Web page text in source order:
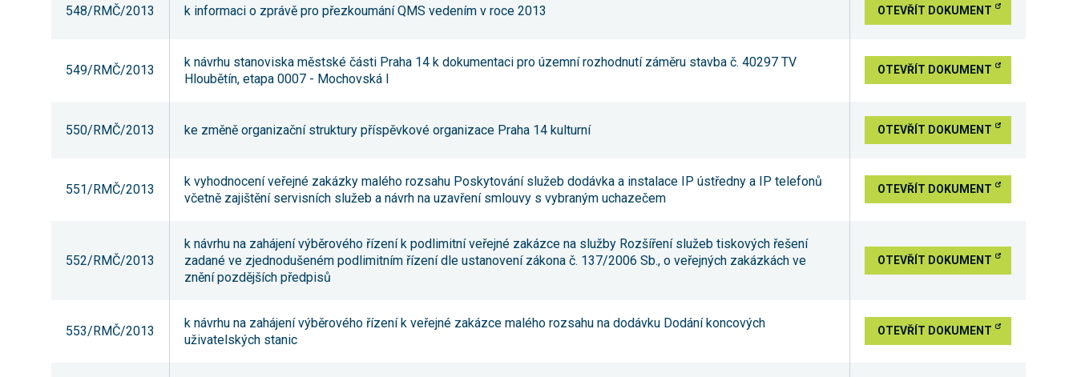
548/RMČ/2013 k informaci o zprávě pro přezkoumání QMS vedením v roce 2013 OTEVŘÍT DOKUMENT
549/RMČ/2013
k návrhu stanoviska městské části Praha 14 k dokumentaci pro územní rozhodnutí záměru stavba č. 40297 TV
Hloubětín, etapa 0007 - Mochovská I
OTEVŘÍT DOKUMENT
550/RMČ/2013 ke změně organizační struktury příspěvkové organizace Praha 14 kulturní OTEVŘÍT DOKUMENT
551/RMČ/2013
k vyhodnocení veřejné zakázky malého rozsahu Poskytování služeb dodávka a instalace IP ústředny a IP telefonů
včetně zajištění servisních služeb a návrh na uzavření smlouvy s vybraným uchazečem
OTEVŘÍT DOKUMENT
552/RMČ/2013
k návrhu na zahájení výběrového řízení k podlimitní veřejné zakázce na služby Rozšíření služeb tiskových řešení
zadané ve zjednodušeném podlimitním řízení dle ustanovení zákona č. 137/2006 Sb., o veřejných zakázkách ve
znění pozdějších předpisů
OTEVŘÍT DOKUMENT
553/RMČ/2013
k návrhu na zahájení výběrového řízení k veřejné zakázce malého rozsahu na dodávku Dodání koncových
uživatelských stanic
OTEVŘÍT DOKUMENT
založené na Vašich
není zpravidla
osoby, protože jsou
používány pouze
pseudonymizované
souhlas, nebudete
příjemcem obsahů
a reklam